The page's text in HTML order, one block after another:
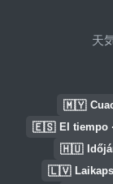
天
🇲🇾
🇪🇸 El tiempo
🇭🇺
🇱🇻